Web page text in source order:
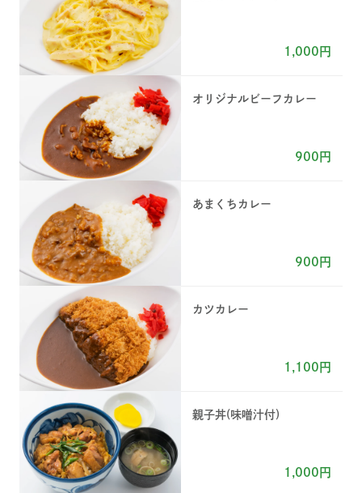
1,000円
オリジナルビーフカレー
900円
あまくちカレー
900円
カツカレー
1,100円
親子丼(味噌汁付)
1,000円